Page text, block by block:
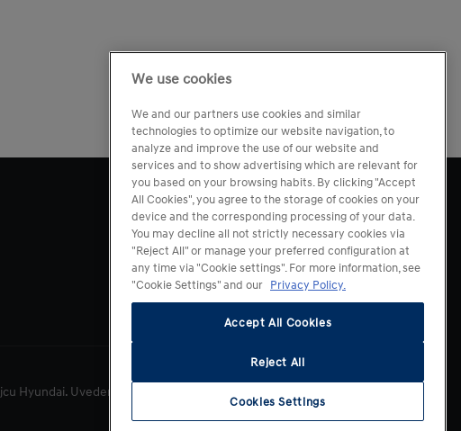
Hyundai. Uvedené ceny nepredstavujú ponuku v zmysle občianskeho
We use cookies
We and our partners use cookies and similar
technologies to optimize our website navigation, to
analyze and improve the use of our website and
services and to show advertising which are relevant for
you based on your browsing habits. By clicking "Accept
All Cookies", you agree to the storage of cookies on your
device and the corresponding processing of your data.
You may decline all not strictly necessary cookies via
"Reject All" or manage your preferred configuration at
any time via "Cookie settings". For more information, see
"Cookie Settings" and our Privacy Policy.
Accept All Cookies
Reject All
Cookies Settings